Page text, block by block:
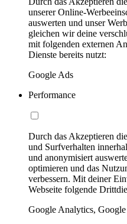
unserer Online-
auswerten und unser
gleichen wir deine
mit folgenden externen
Dienste bereits nutzt:
Google Ads
Performance
Durch das Akzeptieren
und Surfverhalten
und anonymisiert
optimieren und das
verbessern. Mit deiner
Webseite folgende
Google Analytics,